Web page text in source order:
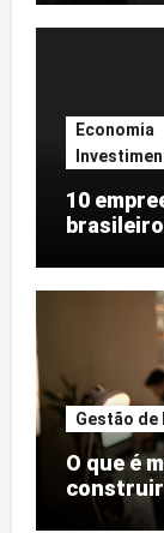
Economia
10
Gestão de
O que é
construir
forte